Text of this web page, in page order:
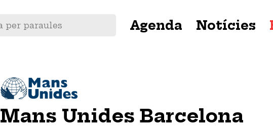
principal
Agenda Notícies
Mans Unides Barcelona